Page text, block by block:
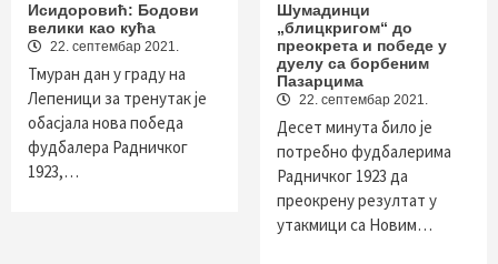
Исидоровић: Бодови
велики као кућа
22. септембар 2021.
Тмуран дан у граду на
Лепеници за тренутак је
обасјала нова победа
фудбалера Радничког
1923,…
Шумадинци
„блицкригом“ до
преокрета и победе у
дуелу са борбеним
Пазарцима
22. септембар 2021.
Десет минута било је
потребно фудбалерима
Радничког 1923 да
преокрену резултат у
утакмици са Новим…